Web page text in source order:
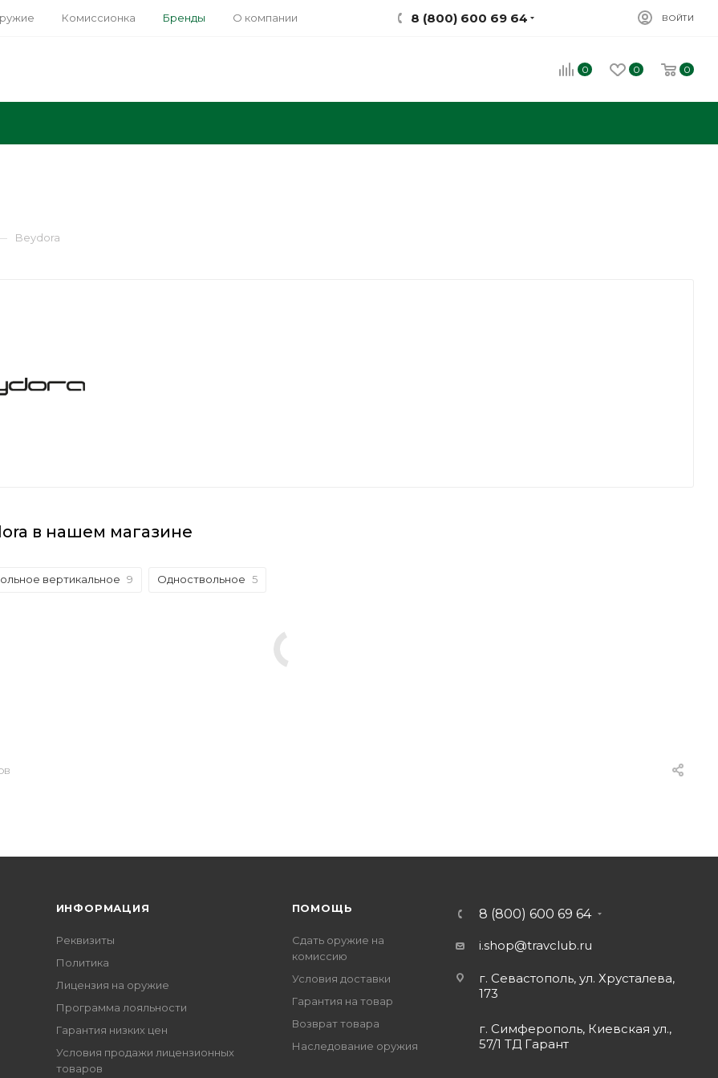
Комиссионка Бренды О компании 8 (800) 600 69 64 ВОЙТИ
0 0 0
Beydora
в нашем магазине
вертикальное 9 Одноствольное 5
ИНФОРМАЦИЯ
Реквизиты
Политика
Лицензия на оружие
Программа лояльности
Гарантия низких цен
Условия продажи лицензионных
товаров
ПОМОЩЬ
Сдать оружие на
комиссию
Условия доставки
Гарантия на товар
Возврат товара
Наследование оружия
8 (800) 600 69 64
i.shop@travclub.ru
г. Севастополь, ул. Хрусталева,
173
г. Симферополь, Киевская ул.,
57/1 ТД Гарант